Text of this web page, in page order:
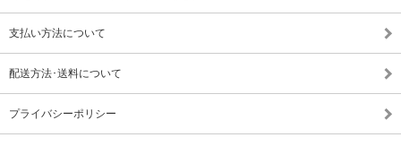
支払い方法について
配送方法･送料について
プライバシーポリシー